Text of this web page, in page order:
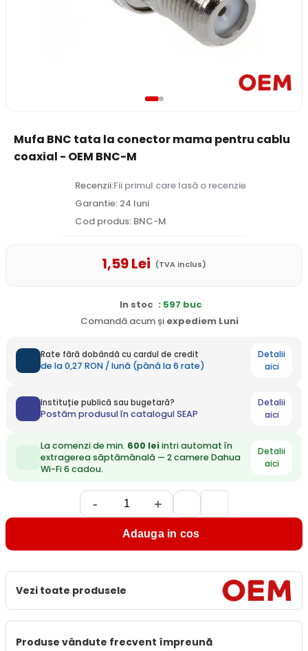
Mufa BNC tata la conector mama pentru cablu
coaxial - OEM BNC-M
Recenzii:Fii primul care lasă o recenzie
Garantie: 24 luni
Cod produs: BNC-M
1,59Lei (TVA inclus)
In stoc : 597 buc
Comandă acum și expediem Luni
Rate fără dobândă cu cardul de credit
de la 0,27 RON / lună (până la 6 rate)
Detalii
aici
Instituție publică sau bugetară?
Postăm produsul în catalogul SEAP
Detalii
aici
La comenzi de min. 600 leiintri automat în
extragerea săptămânală — 2 camere Dahua
Wi-Fi 6 cadou.
Detalii
aici
- +
Adauga in cos
Vezi toate produsele
Produse vândute frecvent împreună